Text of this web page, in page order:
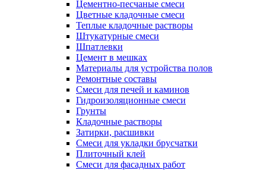
Цементно-песчаные смеси
Цветные кладочные смеси
Теплые кладочные растворы
Штукатурные смеси
Шпатлевки
Цемент в мешках
Материалы для устройства полов
Ремонтные составы
Смеси для печей и каминов
Гидроизоляционные смеси
Грунты
Кладочные растворы
Затирки, расшивки
Смеси для укладки брусчатки
Плиточный клей
Смеси для фасадных работ